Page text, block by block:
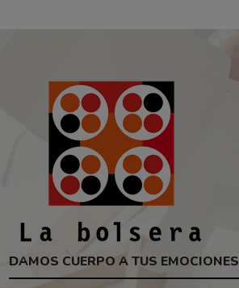
DAMOS CUERPO A TUS EMOCIONES